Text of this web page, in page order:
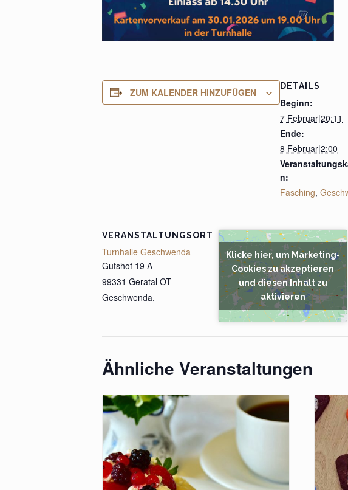
ZUM KALENDER HINZUFÜGEN
DETAILS
Beginn:
7 Februar|20:11
Ende:
8 Februar|2:00
n:
Fasching,
VERANSTALTUNGSORT
Turnhalle Geschwenda
Gutshof 19 A
99331 Geratal OT
Geschwenda,
Klicke hier, um Marketing-
Cookies zu akzeptieren
und diesen Inhalt zu
aktivieren
Ähnliche Veranstaltungen